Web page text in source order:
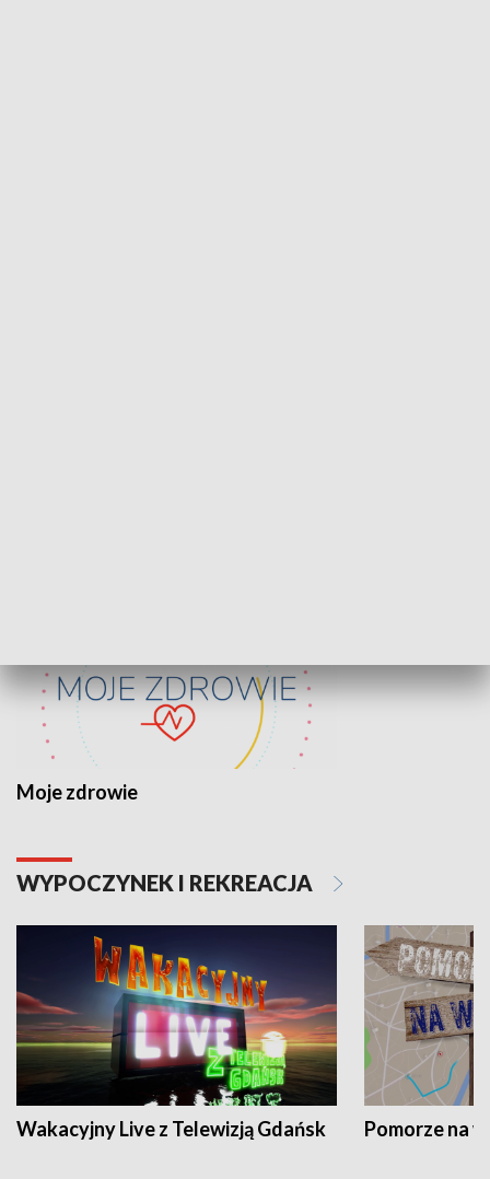
Moje zdrowie
WYPOCZYNEK I REKREACJA
Wakacyjny Live z Telewizją Gdańsk Pomorze na